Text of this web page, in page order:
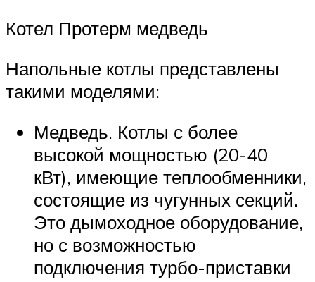
Котел Протерм медведь
Напольные котлы представлены
такими моделями:
Медведь. Котлы с более
высокой мощностью (20-40
кВт), имеющие теплообменники,
состоящие из чугунных секций.
Это дымоходное оборудование,
но с возможностью
подключения турбо-приставки